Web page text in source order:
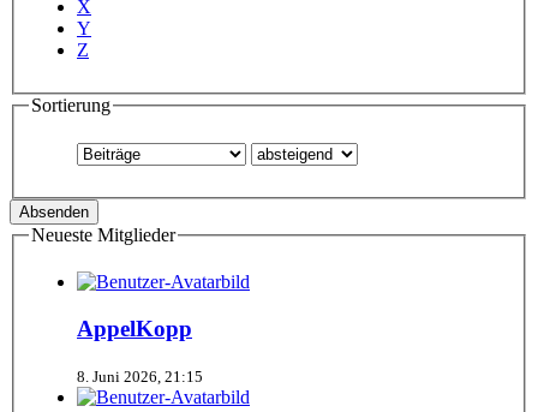
X
Y
Z
Sortierung
Neueste Mitglieder
AppelKopp
8. Juni 2026, 21:15